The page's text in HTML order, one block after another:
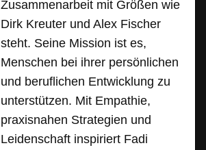
Zusammenarbeit mit Größen wie
Dirk Kreuter und Alex Fischer
steht. Seine Mission ist es,
Menschen bei ihrer persönlichen
und beruflichen Entwicklung zu
unterstützen. Mit Empathie,
praxisnahen Strategien und
Leidenschaft inspiriert Fadi